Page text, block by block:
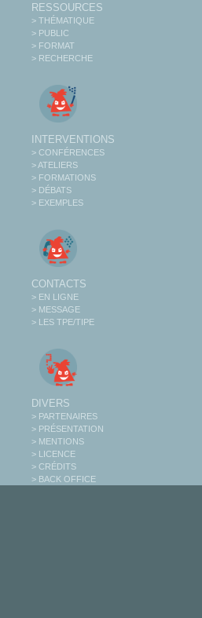
RESSOURCES
> THÉMATIQUE
> PUBLIC
> FORMAT
> RECHERCHE
INTERVENTIONS
> CONFÉRENCES
> ATELIERS
> FORMATIONS
> DÉBATS
> EXEMPLES
CONTACTS
> EN LIGNE
> MESSAGE
> LES TPE/TIPE
DIVERS
> PARTENAIRES
> PRÉSENTATION
> MENTIONS
> LICENCE
> CRÉDITS
> BACK OFFICE